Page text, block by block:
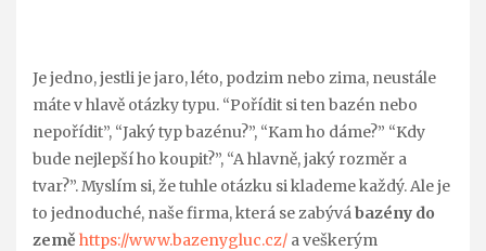
Je jedno, jestli je jaro, léto, podzim nebo zima, neustále
máte v hlavě otázky typu. “Pořídit si ten bazén nebo
nepořídit”, “Jaký typ bazénu?”, “Kam ho dáme?” “Kdy
bude nejlepší ho koupit?”, “A hlavně, jaký rozměr a
tvar?”. Myslím si, že tuhle otázku si klademe každý. Ale je
to jednoduché, naše firma, která se zabývábazény do
země https://www.bazenygluc.cz/ a veškerým